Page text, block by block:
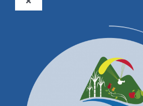
Toggle
Productos y Servicios
Convocatorias Precalificación